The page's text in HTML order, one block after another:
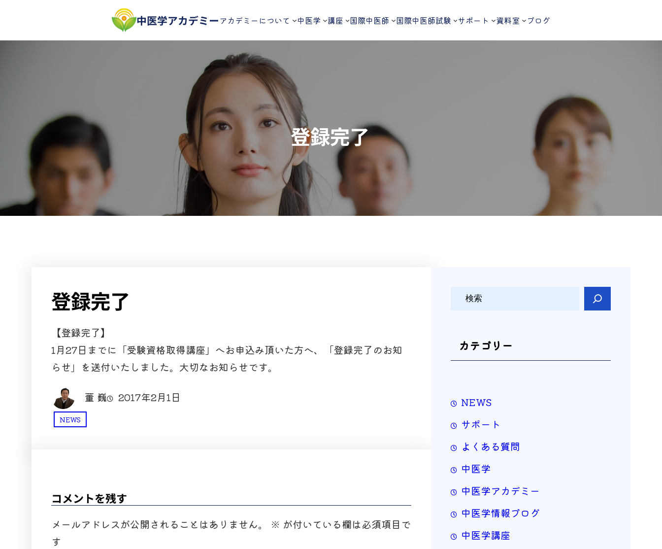
を
中医学アカデミーアカデミーについて 中医学 講座 国際中医師 国際中医師試験 サポート 資料室 ブログ
登録完了
登録完了
【登録完了】
1月27日までに「受験資格取得講座」へお申込み頂いた方へ、「登録完了のお知
らせ」を送付いたしました。大切なお知らせです。
董 巍 2017年2月1日
NEWS
コメントを残す
メールアドレスが公開されることはありません。 ※ が付いている欄は必須項目で
す
カテゴリー
NEWS
サポート
よくある質問
中医学
中医学アカデミー
中医学情報ブログ
中医学講座